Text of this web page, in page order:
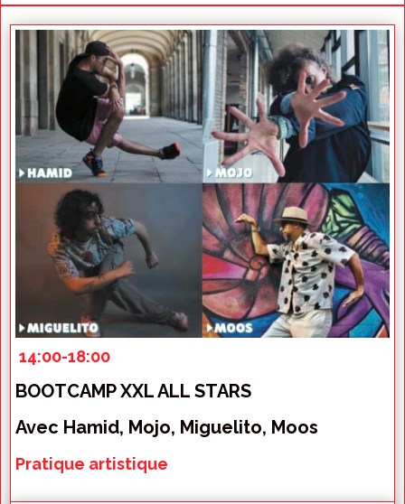
14:00-18:00
BOOTCAMP XXL ALL STARS
Avec Hamid, Mojo, Miguelito, Moos
Pratique artistique